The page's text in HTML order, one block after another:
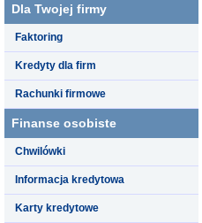
Dla Twojej firmy
Faktoring
Kredyty dla firm
Rachunki firmowe
Finanse osobiste
Chwilówki
Informacja kredytowa
Karty kredytowe